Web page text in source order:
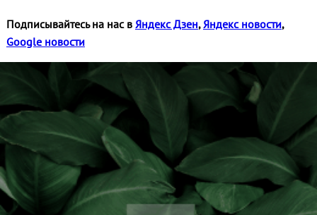
Подписывайтесь на нас в Яндекс Дзен, Яндекс новости,
Google новости